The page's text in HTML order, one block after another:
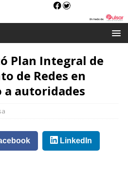
Plan Integral de
de Redes en
autoridades
LinkedIn